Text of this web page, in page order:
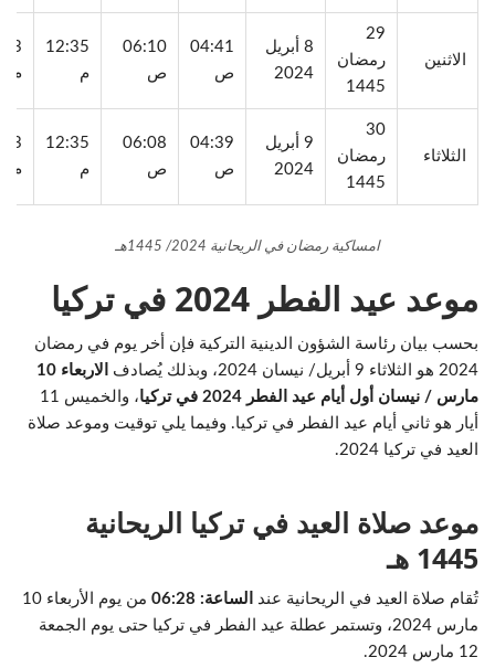
الاثنين
29
رمضان
1445
8 أبريل
2024
04:41
ص
06:10
ص
12:35
م
م
الثلاثاء
30
رمضان
1445
9 أبريل
2024
04:39
ص
06:08
ص
12:35
م
م
امساكية رمضان في الريحانية 2024/ 1445هـ
موعد عيد الفطر 2024 في تركيا
بحسب بيان رئاسة الشؤون الدينية التركية فإن أخر يوم في رمضان
2024 هو الثلاثاء 9 أبريل/ نيسان 2024، وبذلك يُصادف
الاربعاء 10
مارس / نيسان أول أيام عيد الفطر 2024 في تركيا
، والخميس 11
أيار هو ثاني أيام عيد الفطر في تركيا. وفيما يلي توقيت وموعد صلاة
العيد في تركيا 2024.
موعد صلاة العيد في تركيا الريحانية
1445 هـ
تُقام صلاة العيد في الريحانية عند الساعة: 06:28
من يوم الأربعاء 10
مارس 2024، وتستمر عطلة عيد الفطر في تركيا حتى يوم الجمعة
12 مارس 2024.